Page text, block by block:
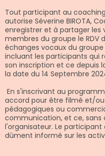
Tout participant au coaching
autorise Séverine BIROTA,
enregistrer et à partager les
membres du groupe le RDV
échanges vocaux du
incluant les participants qui
son inscription et ce depuis
la date du 14 Septembre
En s'inscrivant au
accord pour être filmé et/
pédagogiques ou
communication, et ce, sans
l'organisateur. Le
dûment informé sur les